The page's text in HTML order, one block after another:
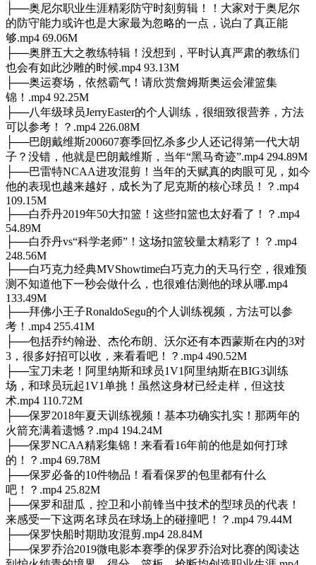
├──奥尼尔职业生涯精彩防守时刻剪辑！！大家对于奥尼尔
的防守能力或许也是大家最为忽略的一点，说白了真正能
够.mp4 69.06M
├──奥胖五大之教练特辑！没想到，平时认真严肃的教练们
也会有如此沙雕的时候.mp4 93.13M
├──奥运赛场，依然霸气！请欣赏詹姆斯奥运会灌篮集
锦！.mp4 92.25M
├──八年级球员JerryEaster的个人训练，很细致很营养，方法
可以参考！？.mp4 226.08M
├──巴朗戴维斯200607赛季回忆杀多少人还记得第一代大胡
子？没错，他就是巴朗戴维斯，当年“黑马奇迹”.mp4 294.89M
├──巴雷特NCAA进攻混剪！当年的天赋真的肉眼可见，如今
他的表现也越来越好，成长为了尼克斯的核心球员！？.mp4
109.15M
├──白乔丹2019年50大扣篮！这些扣篮也太好看了！？.mp4
54.89M
├──白乔丹vs“科学老师”！这场扣篮较量太精彩了！？.mp4
248.56M
├──白巧克力经典MVShowtime白巧克力的天马行空，很难预
测不知道他下一秒会做什么，也很难估测他的球从哪.mp4
133.49M
├──拜佛小王子RonaldoSegu的个人训练视频，方法可以参
考！.mp4 255.41M
├──包括乔约翰逊、杰伦布朗、沃尔还有本西蒙斯在内的3对
3，很多好招可以收，来看看吧！？.mp4 490.52M
├──宝刀未老！阿里纳斯和球员1V1阿里纳斯在BIG3训练
场，和球员玩起1V1单挑！虽然这身材已经走样，但这技
术.mp4 110.72M
├──保罗2018年夏天训练视频！基本功确实扎实！那两年的
火箭充满着遗憾？.mp4 194.24M
├──保罗NCAA精彩集锦！来看看16年前的他是如何打球
的！？.mp4 69.78M
├──保罗必备的10件物品！看看保罗的包里都有什么
吧！？.mp4 25.82M
├──保罗和甜瓜，控卫和小前锋当中技术的型球员的代表！
来感受一下这两名球员在球场上的碰撞吧！？.mp4 79.44M
├──保罗快船时期助攻混剪.mp4 28.84M
├──保罗乔治2019微电影本赛季的保罗乔治对比赛的阅读达